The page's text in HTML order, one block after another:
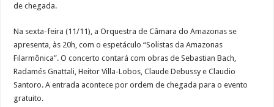
de chegada.
Na sexta-feira (11/11), a Orquestra de Câmara do Amazonas se
apresenta, às 20h, com o espetáculo “Solistas da Amazonas
Filarmônica”. O concerto contará com obras de Sebastian Bach,
Radamés Gnattali, Heitor Villa-Lobos, Claude Debussy e Claudio
Santoro. A entrada acontece por ordem de chegada para o evento
gratuito.